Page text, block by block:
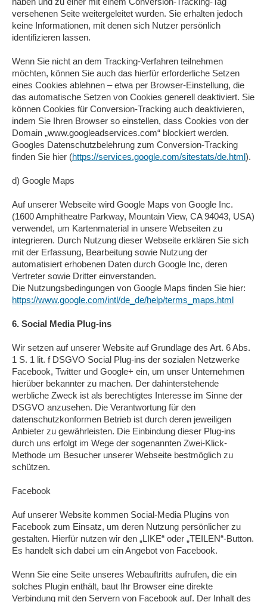
versehenen Seite weitergeleitet wurden. Sie erhalten jedoch
keine Informationen, mit denen sich Nutzer persönlich
identifizieren lassen.
Wenn Sie nicht an dem Tracking-Verfahren teilnehmen
möchten, können Sie auch das hierfür erforderliche Setzen
eines Cookies ablehnen – etwa per Browser-Einstellung, die
das automatische Setzen von Cookies generell deaktiviert. Sie
können Cookies für Conversion-Tracking auch deaktivieren,
indem Sie Ihren Browser so einstellen, dass Cookies von der
Domain „www.googleadservices.com“ blockiert werden.
Googles Datenschutzbelehrung zum Conversion-Tracking
finden Sie hier (https://services.google.com/sitestats/de.html ).
d) Google Maps
Auf unserer Webseite wird Google Maps von Google Inc.
(1600 Amphitheatre Parkway, Mountain View, CA 94043, USA)
verwendet, um Kartenmaterial in unsere Webseiten zu
integrieren. Durch Nutzung dieser Webseite erklären Sie sich
mit der Erfassung, Bearbeitung sowie Nutzung der
automatisiert erhobenen Daten durch Google Inc, deren
Vertreter sowie Dritter einverstanden.
Die Nutzungsbedingungen von Google Maps finden Sie hier:
https://www.google.com/intl/de_de/help/terms_maps.html
6. Social Media Plug-ins
Wir setzen auf unserer Website auf Grundlage des Art. 6 Abs.
1 S. 1 lit. f DSGVO Social Plug-ins der sozialen Netzwerke
Facebook, Twitter und Google+ ein, um unser Unternehmen
hierüber bekannter zu machen. Der dahinterstehende
werbliche Zweck ist als berechtigtes Interesse im Sinne der
DSGVO anzusehen. Die Verantwortung für den
datenschutzkonformen Betrieb ist durch deren jeweiligen
Anbieter zu gewährleisten. Die Einbindung dieser Plug-ins
durch uns erfolgt im Wege der sogenannten Zwei-Klick-
Methode um Besucher unserer Webseite bestmöglich zu
schützen.
Facebook
Auf unserer Website kommen Social-Media Plugins von
Facebook zum Einsatz, um deren Nutzung persönlicher zu
gestalten. Hierfür nutzen wir den „LIKE“ oder „TEILEN“-Button.
Es handelt sich dabei um ein Angebot von Facebook.
Wenn Sie eine Seite unseres Webauftritts aufrufen, die ein
solches Plugin enthält, baut Ihr Browser eine direkte
Verbindung mit den Servern von Facebook auf. Der Inhalt des